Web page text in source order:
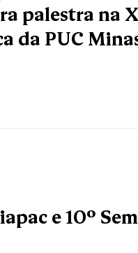
palestra na
da PUC
e 10º